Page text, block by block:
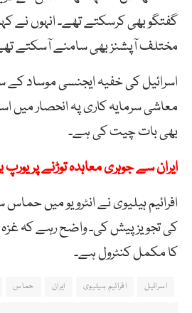
گفتگو بھی کرسکتے تھے۔ انہوں نے
مختلف آپشنز بھی سامنے آسکتے
اسرائیل کی خفیہ ایجنسی موساد کے
معاشی سرمایہ کاری پہ انحصار میں
بھی بات چیت کی ہے۔
ایران سے جوہری معاہدہ توڑنے پر
افرائیم ہیلیوی نے انٹرویو میں
کی تجویز پیش کی۔ واضح رہے کہ
کا مکمل کنٹرول ہے۔
اسرائیل افرائیم ہیلیوی ایران حماس